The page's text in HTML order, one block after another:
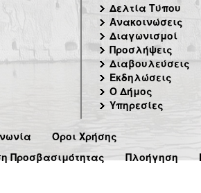
Δελτία Τύπου
Ανακοινώσεις
Διαγωνισμοί
Προσλήψεις
Διαβουλεύσεις
Εκδηλώσεις
Ο Δήμος
Υπηρεσίες
Όροι Χρήσης
Προσβασιμότητας
Πλοήγηση